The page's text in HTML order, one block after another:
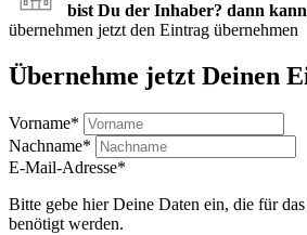
bist Du der Inhaber? dann
übernehmen jetzt den Eintrag übernehmen
Übernehme jetzt Deinen
Vorname*
Nachname*
E-Mail-Adresse*
Bitte gebe hier Deine Daten ein, die für
benötigt werden.